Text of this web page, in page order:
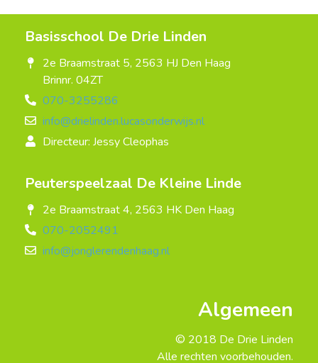
Basisschool De Drie Linden
2e Braamstraat 5, 2563 HJ Den Haag
Brinnr. 04ZT
070-3255286
info@drielinden.lucasonderwijs.nl
Directeur: Jessy Cleophas
Peuterspeelzaal De Kleine Linde
2e Braamstraat 4, 2563 HK Den Haag
070-2052491
info@jonglerendenhaag.nl
Algemeen
© 2018 De Drie Linden
Alle rechten voorbehouden.